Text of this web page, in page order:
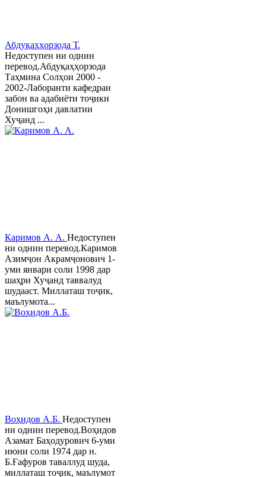
Абдуқаҳҳорзода Т.
Недоступен ни однин
перевод.Абдуқаҳҳорзода
Таҳмина Солҳои 2000 -
2002-Лаборанти кафедраи
забон ва адабиёти тоҷики
Донишгоҳи давлатии
Хуҷанд ...
Каримов А. А. Недоступен
ни однин перевод.Каримов
Азимҷон Акрамҷонович 1-
уми январи соли 1998 дар
шаҳри Хуҷанд таввалуд
шудааст. Миллаташ тоҷик,
маълумота...
Воҳидов А.Б. Недоступен
ни однин перевод.Воҳидов
Азамат Баҳодурович 6-уми
июни соли 1974 дар н.
Б.Ғафуров таваллуд шуда,
миллаташ тоҷик, маълумот